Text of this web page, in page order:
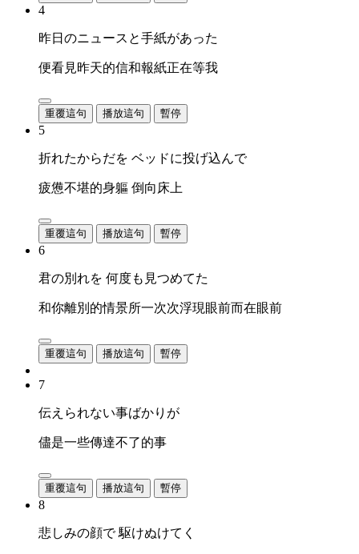
4
昨日のニュースと手紙があった
便看見昨天的信和報紙正在等我
重覆這句 播放這句 暫停
5
折れたからだを ベッドに投げ込んで
疲憊不堪的身軀 倒向床上
重覆這句 播放這句 暫停
6
君の別れを 何度も見つめてた
和你離別的情景所一次次浮現眼前而在眼前
重覆這句 播放這句 暫停
7
伝えられない事ばかりが
儘是一些傳達不了的事
重覆這句 播放這句 暫停
8
悲しみの顔で 駆けぬけてく